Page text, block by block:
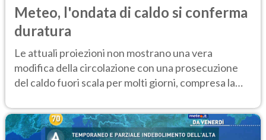
Meteo, l'ondata di caldo si conferma
duratura
Le attuali proiezioni non mostrano una vera
modifica della circolazione con una prosecuzione
del caldo fuori scala per molti giorni, compresa la